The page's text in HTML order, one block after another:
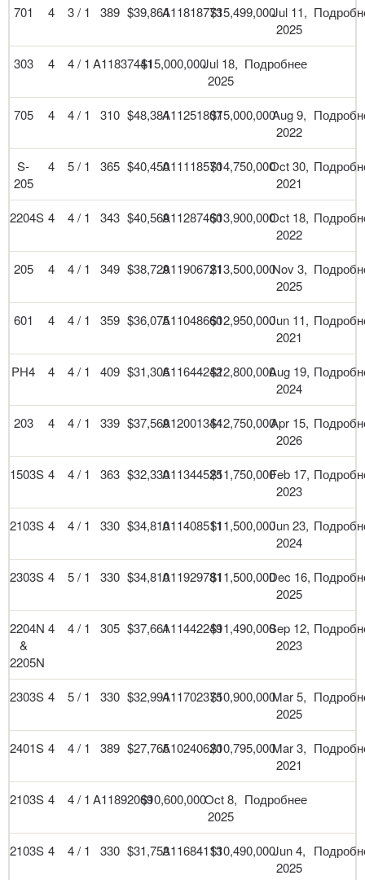
701 4 3 / 1 389 $39,864A11818773$15,499,000Jul 11,
2025
303 4 4 / 1 A11837441$15,000,000Jul 18,
2025
Подробнее
705 4 4 / 1 310 $48,384A11251807$15,000,000Aug 9,
2022
S-
205
4 5 / 1 365 $40,450A11118570$14,750,000Oct 30,
2021
2204S 4 4 / 1 343 $40,569A11287460$13,900,000Oct 18,
2022
205 4 4 / 1 349 $38,729A11906721$13,500,000Nov 3,
2025
601 4 4 / 1 359 $36,075A11048660$12,950,000Jun 11,
2021
PH4 4 4 / 1 409 $31,306A11644242$12,800,000Aug 19,
2024
203 4 4 / 1 339 $37,569A12001344$12,750,000Apr 15,
2026
1503S 4 4 / 1 363 $32,330A11344525$11,750,000Feb 17,
2023
2103S 4 4 / 1 330 $34,810A11408511$11,500,000Jun 23,
2024
2303S 4 5 / 1 330 $34,810A11929781$11,500,000Dec 16,
2025
2204N
&
2205N
4 4 / 1 305 $37,661A11442249$11,490,000Sep 12,
2023
2303S 4 5 / 1 330 $32,994A11702375$10,900,000Mar 5,
2025
2401S 4 4 / 1 389 $27,765A10240620$10,795,000Mar 3,
2021
2103S 4 4 / 1 A11892069$10,600,000Oct 8,
2025
Подробнее
2103S 4 4 / 1 330 $31,753A11684113$10,490,000Jun 4,
2025